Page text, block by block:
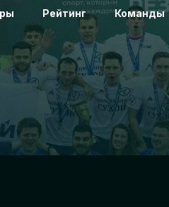
Рейтинг Команды